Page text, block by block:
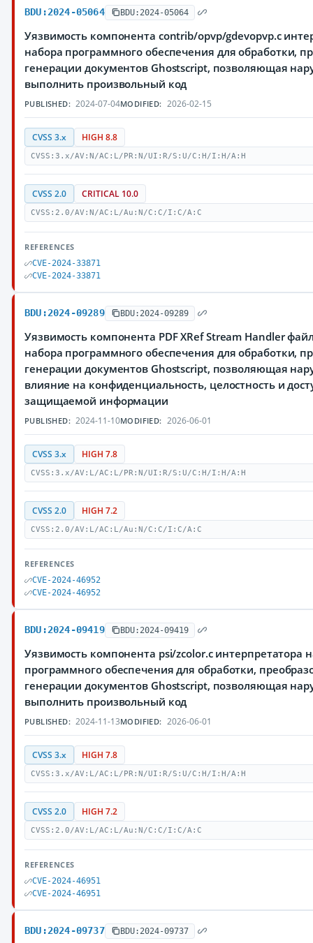
BDU:2024-05064 BDU:2024-05064
Уязвимость компонента contrib/opvp/gdevopvp.c
набора программного обеспечения для обработки,
генерации документов Ghostscript, позволяющая
выполнить произвольный код
PUBLISHED: 2024-07-04MODIFIED: 2026-02-15
CVSS 3.x HIGH 8.8
CVSS:3.x/AV:N/AC:L/PR:N/UI:R/S:U/C:H/I:H/A:H
CVSS 2.0 CRITICAL 10.0
CVSS:2.0/AV:N/AC:L/Au:N/C:C/I:C/A:C
REFERENCES
CVE-2024-33871
CVE-2024-33871
BDU:2024-09289 BDU:2024-09289
Уязвимость компонента PDF XRef Stream Handler
набора программного обеспечения для обработки,
генерации документов Ghostscript, позволяющая
влияние на конфиденциальность, целостность и
защищаемой информации
PUBLISHED: 2024-11-10MODIFIED: 2026-06-01
CVSS 3.x HIGH 7.8
CVSS:3.x/AV:L/AC:L/PR:N/UI:R/S:U/C:H/I:H/A:H
CVSS 2.0 HIGH 7.2
CVSS:2.0/AV:L/AC:L/Au:N/C:C/I:C/A:C
REFERENCES
CVE-2024-46952
CVE-2024-46952
BDU:2024-09419 BDU:2024-09419
Уязвимость компонента psi/zcolor.c интерпретатора
программного обеспечения для обработки,
генерации документов Ghostscript, позволяющая
выполнить произвольный код
PUBLISHED: 2024-11-13MODIFIED: 2026-06-01
CVSS 3.x HIGH 7.8
CVSS:3.x/AV:L/AC:L/PR:N/UI:R/S:U/C:H/I:H/A:H
CVSS 2.0 HIGH 7.2
CVSS:2.0/AV:L/AC:L/Au:N/C:C/I:C/A:C
REFERENCES
CVE-2024-46951
CVE-2024-46951
BDU:2024-09737 BDU:2024-09737